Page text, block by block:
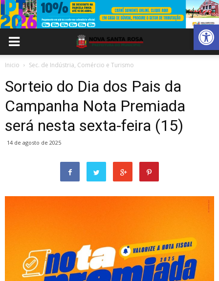
Abrir
Inicio Sec. de Indústria, Comércio e Turismo
Sorteio do Dia dos Pais da
Campanha Nota Premiada
será nesta sexta-feira (15)
14 de agosto de 2025